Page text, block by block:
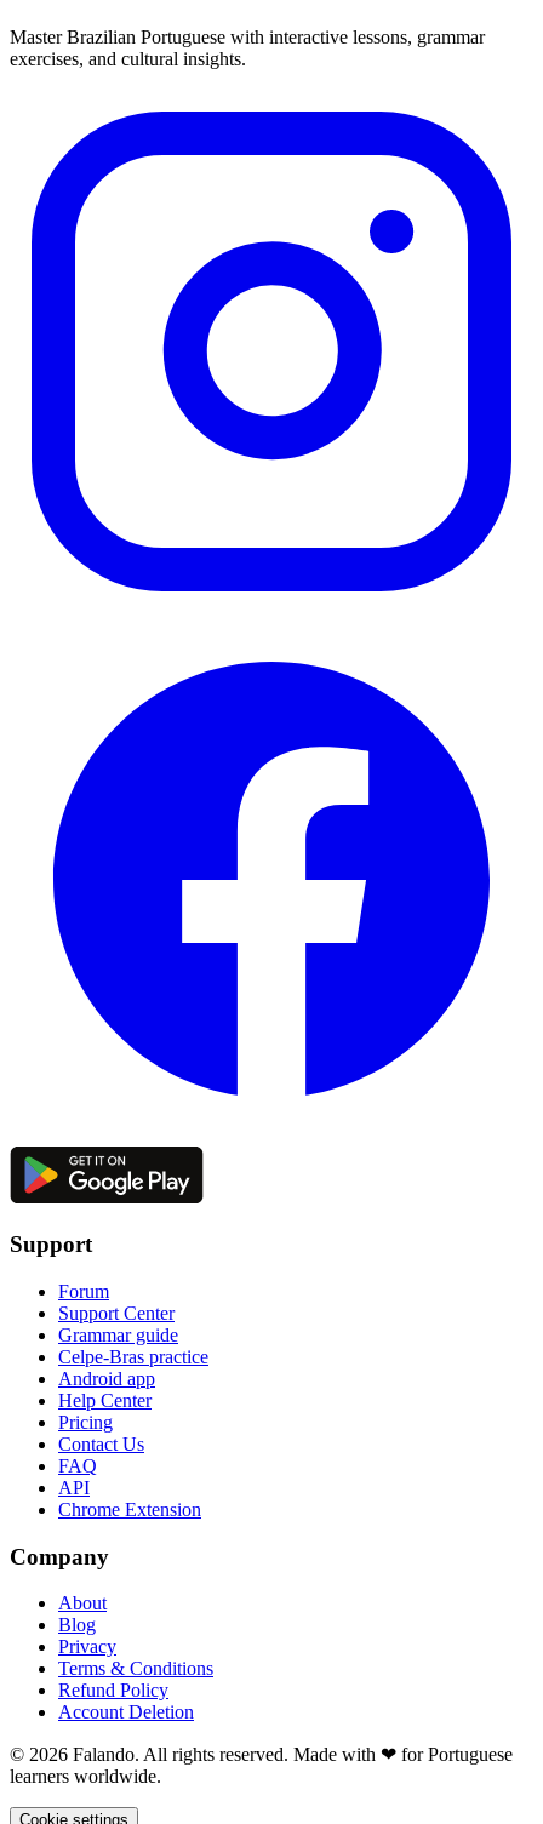
Master Brazilian Portuguese with interactive lessons, grammar
exercises, and cultural insights.
Support
Forum
Support Center
Grammar guide
Celpe-Bras practice
Android app
Help Center
Pricing
Contact Us
FAQ
API
Chrome Extension
Company
About
Blog
Privacy
Terms & Conditions
Refund Policy
Account Deletion
© 2026 Falando. All rights reserved. Made with ❤ for Portuguese
learners worldwide.
Cookie settings